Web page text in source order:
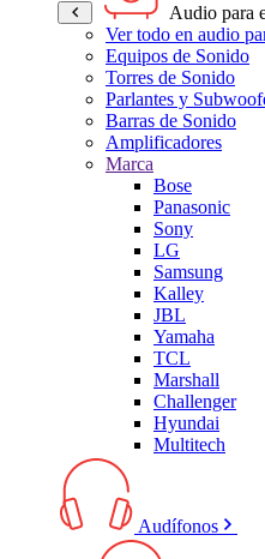
Audio para
Ver todo en audio
Equipos de Sonido
Torres de Sonido
Parlantes y
Barras de Sonido
Amplificadores
Marca
Bose
Panasonic
Sony
LG
Samsung
Kalley
JBL
Yamaha
TCL
Marshall
Challenger
Hyundai
Multitech
Audífonos